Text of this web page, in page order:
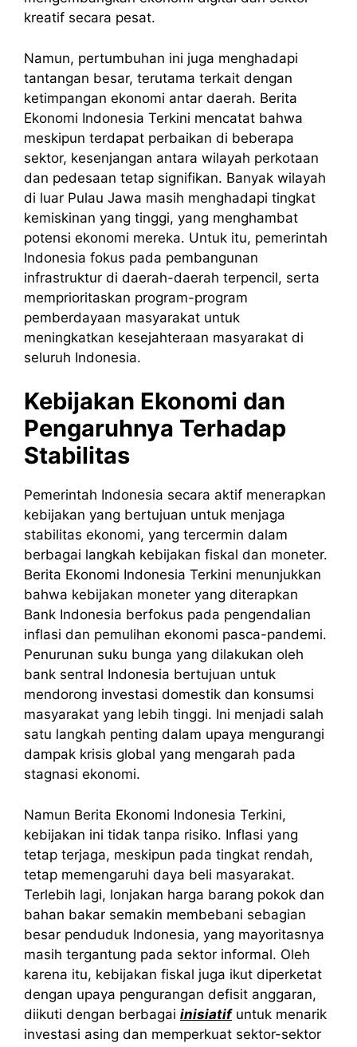
kreatif secara pesat.
Namun, pertumbuhan ini juga menghadapi
tantangan besar, terutama terkait dengan
ketimpangan ekonomi antar daerah. Berita
Ekonomi Indonesia Terkini mencatat bahwa
meskipun terdapat perbaikan di beberapa
sektor, kesenjangan antara wilayah perkotaan
dan pedesaan tetap signifikan. Banyak wilayah
di luar Pulau Jawa masih menghadapi tingkat
kemiskinan yang tinggi, yang menghambat
potensi ekonomi mereka. Untuk itu, pemerintah
Indonesia fokus pada pembangunan
infrastruktur di daerah-daerah terpencil, serta
memprioritaskan program-program
pemberdayaan masyarakat untuk
meningkatkan kesejahteraan masyarakat di
seluruh Indonesia.
Kebijakan Ekonomi dan
Pengaruhnya Terhadap
Stabilitas
Pemerintah Indonesia secara aktif menerapkan
kebijakan yang bertujuan untuk menjaga
stabilitas ekonomi, yang tercermin dalam
berbagai langkah kebijakan fiskal dan moneter.
Berita Ekonomi Indonesia Terkini menunjukkan
bahwa kebijakan moneter yang diterapkan
Bank Indonesia berfokus pada pengendalian
inflasi dan pemulihan ekonomi pasca-pandemi.
Penurunan suku bunga yang dilakukan oleh
bank sentral Indonesia bertujuan untuk
mendorong investasi domestik dan konsumsi
masyarakat yang lebih tinggi. Ini menjadi salah
satu langkah penting dalam upaya mengurangi
dampak krisis global yang mengarah pada
stagnasi ekonomi.
Namun Berita Ekonomi Indonesia Terkini,
kebijakan ini tidak tanpa risiko. Inflasi yang
tetap terjaga, meskipun pada tingkat rendah,
tetap memengaruhi daya beli masyarakat.
Terlebih lagi, lonjakan harga barang pokok dan
bahan bakar semakin membebani sebagian
besar penduduk Indonesia, yang mayoritasnya
masih tergantung pada sektor informal. Oleh
karena itu, kebijakan fiskal juga ikut diperketat
dengan upaya pengurangan defisit anggaran,
diikuti dengan berbagai inisiatifuntuk menarik
investasi asing dan memperkuat sektor-sektor